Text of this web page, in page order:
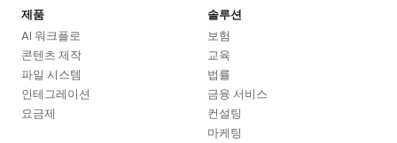
제품
AI 워크플로
콘텐츠 제작
파일 시스템
인테그레이션
요금제
솔루션
보험
교육
법률
금융 서비스
컨설팅
마케팅